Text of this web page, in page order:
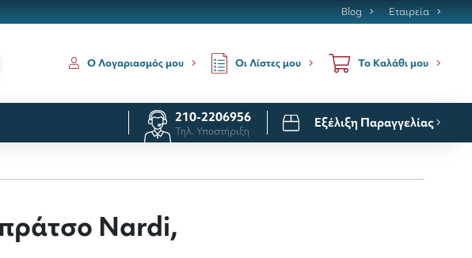
Blog Εταιρεία
Ο Λογαριασμός μου Οι Λίστες μου Το Καλάθι μου
210-2206956
Τηλ. Υποστήριξη
Εξέλιξη Παραγγελίας
Nardi,